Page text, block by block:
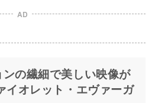
AD
の繊細で美しい映像が
イオレット・エヴァーガ